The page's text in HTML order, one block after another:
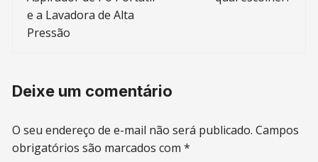
e a Lavadora de Alta
Pressão
Deixe um comentário
O seu endereço de e-mail não será publicado. Campos
obrigatórios são marcados com*